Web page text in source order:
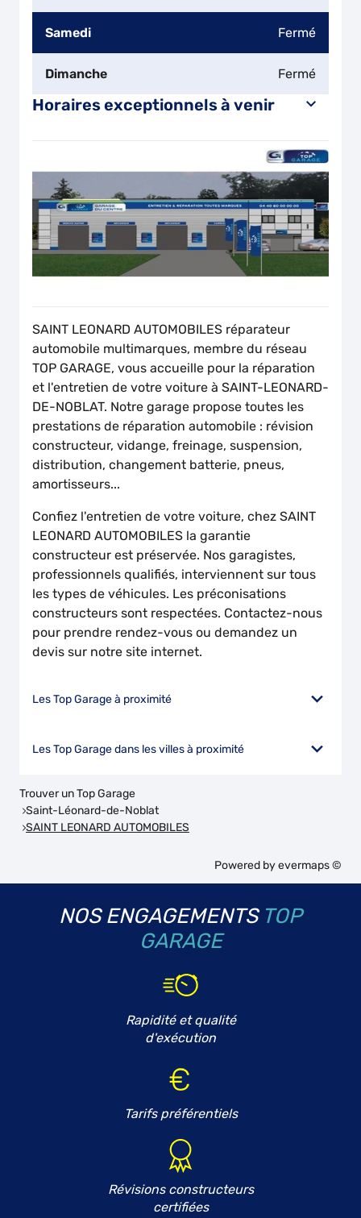
Samedi Fermé
Dimanche Fermé
Horaires exceptionnels à venir
SAINT LEONARD AUTOMOBILES réparateur
automobile multimarques, membre du réseau
TOP GARAGE, vous accueille pour la réparation
et l'entretien de votre voiture à SAINT-LEONARD-
DE-NOBLAT. Notre garage propose toutes les
prestations de réparation automobile : révision
constructeur, vidange, freinage, suspension,
distribution, changement batterie, pneus,
amortisseurs...
Confiez l'entretien de votre voiture, chez SAINT
LEONARD AUTOMOBILES la garantie
constructeur est préservée. Nos garagistes,
professionnels qualifiés, interviennent sur tous
les types de véhicules. Les préconisations
constructeurs sont respectées. Contactez-nous
pour prendre rendez-vous ou demandez un
devis sur notre site internet.
Les Top Garage à proximité
Les Top Garage dans les villes à proximité
Trouver un Top Garage
Saint-Léonard-de-Noblat
SAINT LEONARD AUTOMOBILES
Powered byevermaps ©
NOS ENGAGEMENTS TOP
GARAGE
Rapidité et qualité
d'exécution
Tarifs préférentiels
Révisions constructeurs
certifiées